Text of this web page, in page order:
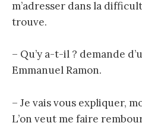
m’adresser dans la
trouve.
– Qu’y a-t-il ? demande
Emmanuel Ramon.
– Je vais vous expliquer,
L’on veut me faire